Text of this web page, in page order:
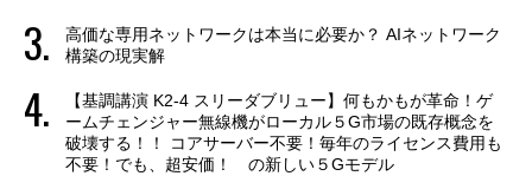
高価な専用ネットワークは本当に必要か？ AIネットワーク
構築の現実解
【基調講演 K2-4 スリーダブリュー】何もかもが革命！ゲ
ームチェンジャー無線機がローカル５G市場の既存概念を
破壊する！！ コアサーバー不要！毎年のライセンス費用も
不要！でも、超安価！ の新しい５Gモデル